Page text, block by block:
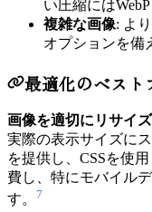
い圧縮にはWebP
複雑な画像: よ
オプションを備
最適化のベスト
画像を適切にリサイ
実際の表示サイズに
を提供し、CSSを使
費し、特にモバイル
す。 7